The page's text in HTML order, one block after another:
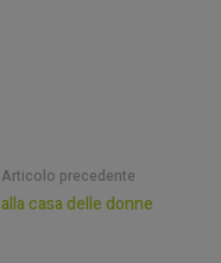
Articolo precedente
alla casa delle donne